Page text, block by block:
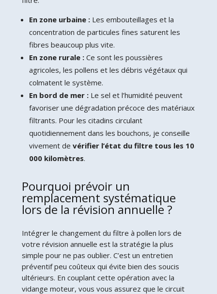
En zone urbaine :Les embouteillages et la
concentration de particules fines saturent les
fibres beaucoup plus vite.
En zone rurale :Ce sont les poussières
agricoles, les pollens et les débris végétaux qui
colmatent le système.
En bord de mer :Le sel et l’humidité peuvent
favoriser une dégradation précoce des matériaux
filtrants. Pour les citadins circulant
quotidiennement dans les bouchons, je conseille
vivement de vérifier l’état du filtre tous les 10
000 kilomètres.
Pourquoi prévoir un
remplacement systématique
lors de la révision annuelle ?
Intégrer le changement du filtre à pollen lors de
votre révision annuelle est la stratégie la plus
simple pour ne pas oublier. C’est un entretien
préventif peu coûteux qui évite bien des soucis
ultérieurs. En couplant cette opération avec la
vidange moteur, vous vous assurez que le circuit